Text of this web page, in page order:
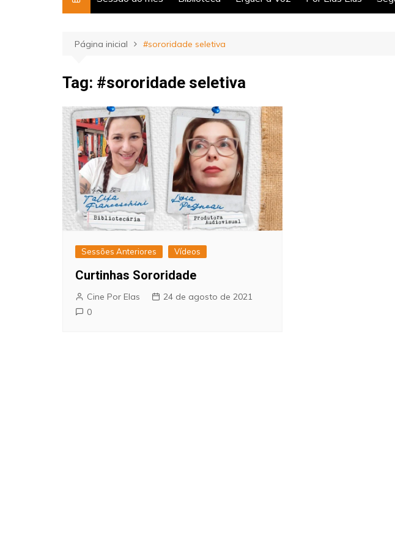
Página inicial #sororidade seletiva
Tag: #sororidade seletiva
Sessões Anteriores Vídeos
Curtinhas Sororidade
Cine Por Elas
24 de agosto de 2021
0